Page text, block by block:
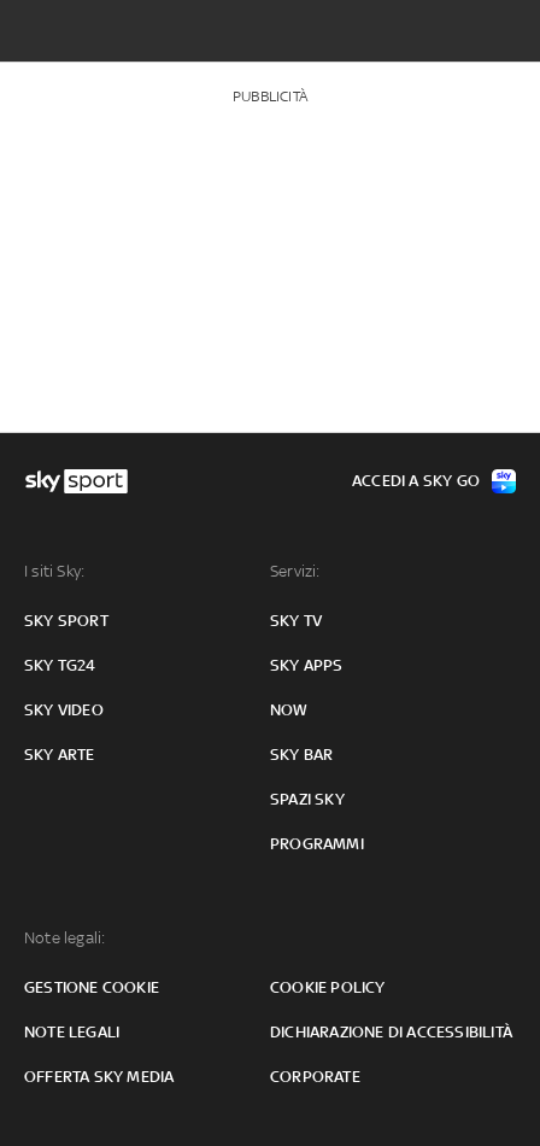
PUBBLICITÀ
I siti Sky:
SKY SPORT
SKY TG24
SKY VIDEO
SKY ARTE
Servizi:
SKY TV
SKY APPS
NOW
SKY BAR
SPAZI SKY
PROGRAMMI
Note legali:
GESTIONE COOKIE COOKIE POLICY
NOTE LEGALI DICHIARAZIONE DI ACCESSIBILITÀ
OFFERTA SKY MEDIA CORPORATE
ACCEDI A SKY GO